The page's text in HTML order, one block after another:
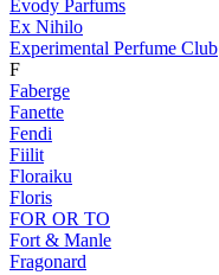
Evody Parfums
Ex Nihilo
Experimental Perfume Club
F
Faberge
Fanette
Fendi
Fiilit
Floraiku
Floris
FOR OR TO
Fort & Manle
Fragonard